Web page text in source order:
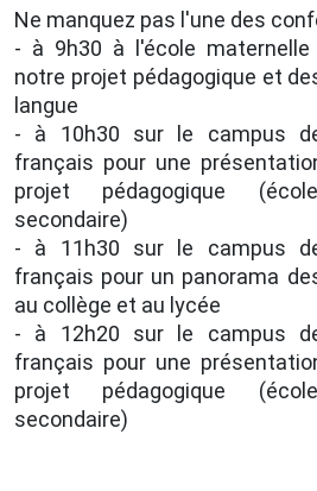
Ne manquez pas l'une des
- à 9h30 à l'école
notre projet pédagogique et
langue
- à 10h30 sur le campus
français pour une
projet pédagogique
secondaire)
- à 11h30 sur le campus
français pour un panorama
au collège et au lycée
- à 12h20 sur le campus
français pour une
projet pédagogique
secondaire)